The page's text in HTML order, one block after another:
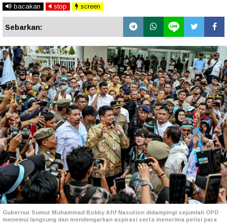
bacakan stop screen
Sebarkan:
Gubernur Sumut Muhammad Bobby Afif Nasution didampingi sejumlah OPD
menemui langsung dan mendengarkan aspirasi serta menerima petisi para